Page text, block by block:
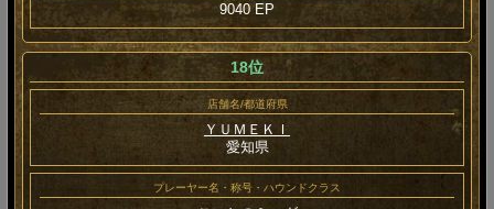
9040 EP
18位
店舗名/都道府県
ＹＵＭＥＫＩ
愛知県
プレーヤー名・称号・ハウンドクラス